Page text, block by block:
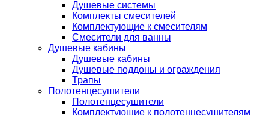
Душевые системы
Комплекты смесителей
Комплектующие к смесителям
Смесители для ванны
Душевые кабины
Душевые кабины
Душевые поддоны и ограждения
Трапы
Полотенцесушители
Полотенцесушители
Комплектующие к полотенцесушителям